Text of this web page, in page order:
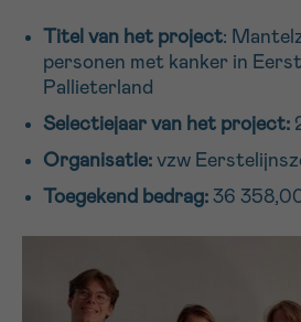
Titel van het project:
personen met kanker in
Pallieterland
Selectiejaar van het project:
Organisatie: vzw
Toegekend bedrag: 36
VOORNAAM
EMAIL
MIJN VRAAG
16h-18h
Verder